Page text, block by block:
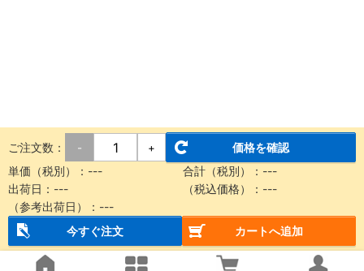
ご注文数： - +
価格を確認
単価（税別）： --- 合計（税別）： ---
出荷日： --- （税込価格）： ---
（参考出荷日）： ---
今すぐ注文
カートへ追加